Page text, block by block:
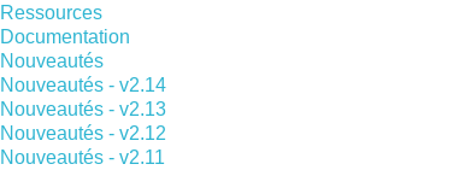
Ressources
Documentation
Nouveautés
Nouveautés - v2.14
Nouveautés - v2.13
Nouveautés - v2.12
Nouveautés - v2.11